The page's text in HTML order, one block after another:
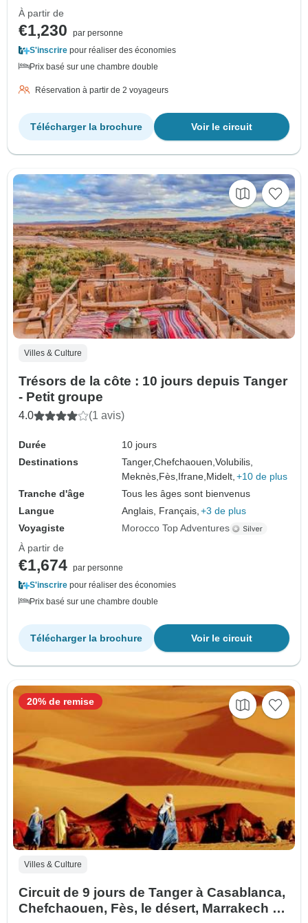
À partir de
€1,230
par personne
S'inscrire pour réaliser des économies
Prix basé sur une chambre double
Réservation à partir de 2 voyageurs
Voir le circuit
Télécharger la brochure
Villes & Culture
Trésors de la côte : 10 jours depuis Tanger
- Petit groupe
4.0 (1 avis)
Durée
10 jours
Destinations
Tanger,Chefchaouen,Volubilis,
Meknès,Fès,Ifrane,Midelt, +10 de plus
Tranche d'âge
Tous les âges sont bienvenus
Langue
Anglais, Français, +3 de plus
Voyagiste
Morocco Top Adventures
À partir de
€1,674 par personne
S'inscrire pour réaliser des économies
Prix basé sur une chambre double
Voir le circuit
Télécharger la brochure
Villes & Culture
Circuit de 9 jours de Tanger à Casablanca,
Chefchaouen, Fès, le désert, Marrakech et
20% de remise